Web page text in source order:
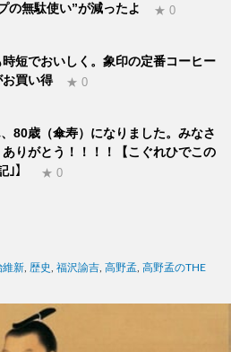
の無駄使い”が減ったよ
★ 0
短でおいしく。象印の定番コーヒー
買い得
★ 0
80歳（傘寿）になりました。みなさ
りがとう！！！！【こぐれひでこの
｣】
★ 0
維新 歴史 福沢諭吉 高野孟 高野孟のTHE